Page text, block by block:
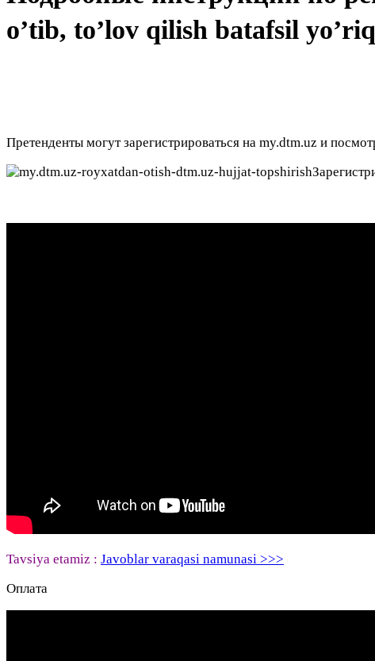
o’tib, to’lov qilish batafsil
Претенденты могут зарегистрироваться на my.dtm.uz и
Tavsiya etamiz : Javoblar varaqasi namunasi >>>
Оплата